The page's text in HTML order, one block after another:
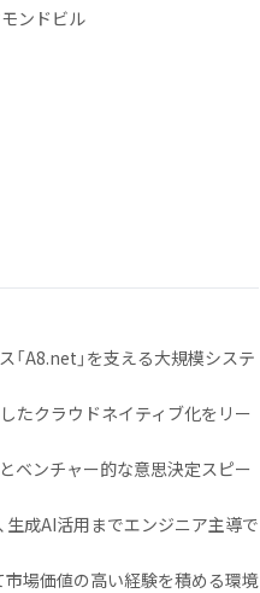
ンドビル
A8.net」を支える大規模システ
たクラウドネイティブ化をリー
ベンチャー的な意思決定スピー
生成AI活用までエンジニア主導で
市場価値の高い経験を積める環境